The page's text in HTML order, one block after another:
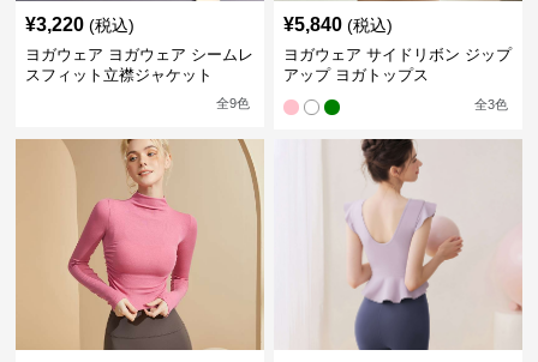
¥3,220 (税込)
ヨガウェア ヨガウェア シームレ
スフィット立襟ジャケット
全9色
¥5,840 (税込)
ヨガウェア サイドリボン ジップ
アップ ヨガトップス
全3色